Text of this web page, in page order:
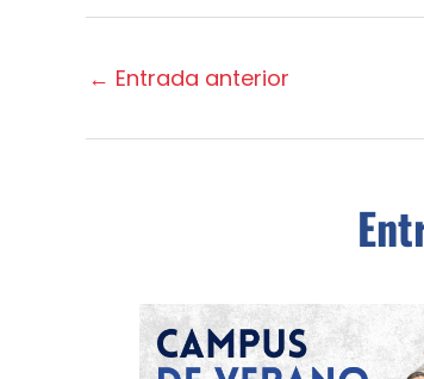
← Entrada anterior